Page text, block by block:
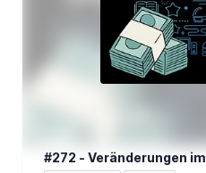
#272 - Veränderungen